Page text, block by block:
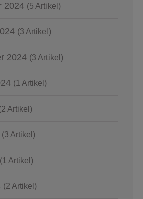
2024 (5 Artikel)
(3 Artikel)
2024 (3 Artikel)
(1 Artikel)
Artikel)
(3 Artikel)
(1 Artikel)
(2 Artikel)